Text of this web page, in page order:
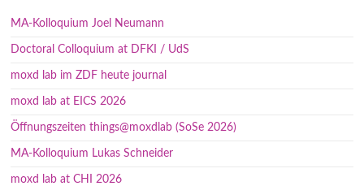
MA-Kolloquium Joel Neumann
Doctoral Colloquium at DFKI / UdS
moxd lab im ZDF heute journal
moxd lab at EICS 2026
Öffnungszeiten things@moxdlab (SoSe 2026)
MA-Kolloquium Lukas Schneider
moxd lab at CHI 2026